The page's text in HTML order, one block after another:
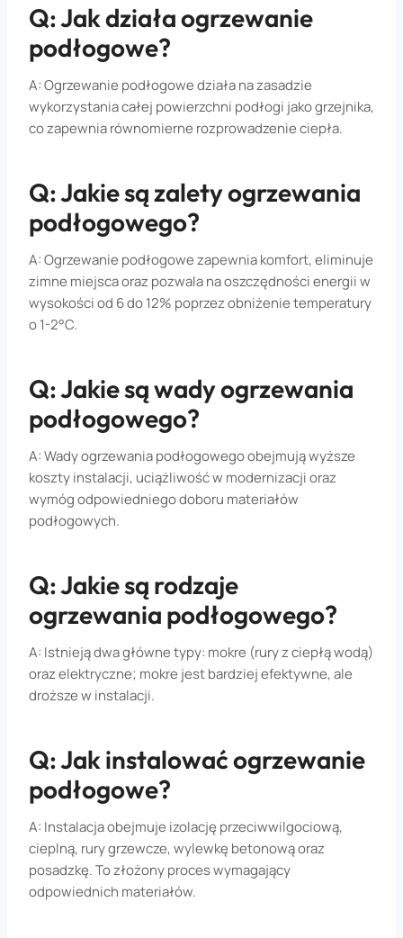
Q: Jak działa ogrzewanie
podłogowe?
A: Ogrzewanie podłogowe działa na zasadzie
wykorzystania całej powierzchni podłogi jako grzejnika,
co zapewnia równomierne rozprowadzenie ciepła.
Q: Jakie są zalety ogrzewania
podłogowego?
A: Ogrzewanie podłogowe zapewnia komfort, eliminuje
zimne miejsca oraz pozwala na oszczędności energii w
wysokości od 6 do 12% poprzez obniżenie temperatury
o 1-2°C.
Q: Jakie są wady ogrzewania
podłogowego?
A: Wady ogrzewania podłogowego obejmują wyższe
koszty instalacji, uciążliwość w modernizacji oraz
wymóg odpowiedniego doboru materiałów
podłogowych.
Q: Jakie są rodzaje
ogrzewania podłogowego?
A: Istnieją dwa główne typy: mokre (rury z ciepłą wodą)
oraz elektryczne; mokre jest bardziej efektywne, ale
droższe w instalacji.
Q: Jak instalować ogrzewanie
podłogowe?
A: Instalacja obejmuje izolację przeciwwilgociową,
cieplną, rury grzewcze, wylewkę betonową oraz
posadzkę. To złożony proces wymagający
odpowiednich materiałów.